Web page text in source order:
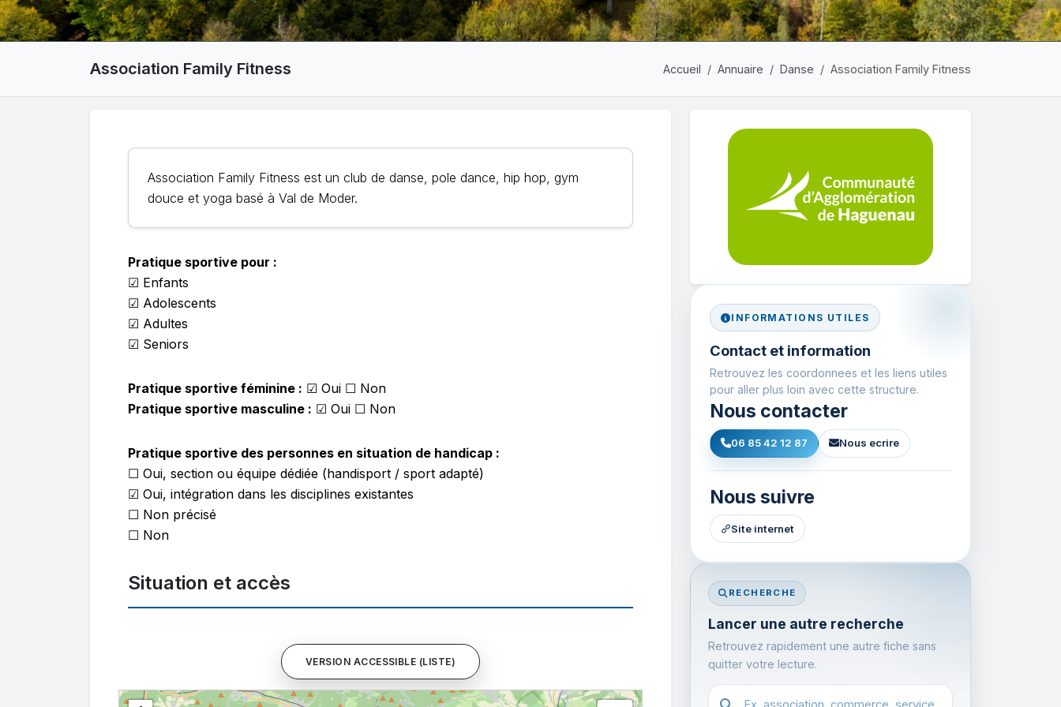
Association Family Fitness Accueil Annuaire Danse Association Family Fitness
Association Family Fitness est un club de danse, pole dance, hip hop, gym
douce et yoga basé à Val de Moder.
Pratique sportive pour :
☑ Enfants
☑ Adolescents
☑ Adultes
☑ Seniors
Pratique sportive féminine : ☑ Oui ☐ Non
Pratique sportive masculine : ☑ Oui ☐ Non
Pratique sportive des personnes en situation de handicap :
☐ Oui, section ou équipe dédiée (handisport / sport adapté)
☑ Oui, intégration dans les disciplines existantes
☐ Non précisé
☐ Non
Situation et accès
VERSION ACCESSIBLE (LISTE)
INFORMATIONS UTILES
Contact et information
Retrouvez les coordonnees et les liens utiles
pour aller plus loin avec cette structure.
Nous contacter
06 85 42 12 87 Nous ecrire
Nous suivre
Site internet
RECHERCHE
Lancer une autre recherche
Retrouvez rapidement une autre fiche sans
quitter votre lecture.
Recherche dans l'annuaire